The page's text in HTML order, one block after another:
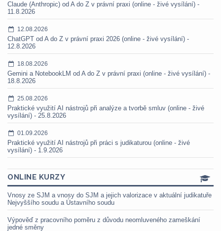
Claude (Anthropic) od A do Z v právní praxi (online - živé vysílání) -
11.8.2026
12.08.2026
ChatGPT od A do Z v právní praxi 2026 (online - živé vysílání) -
12.8.2026
18.08.2026
Gemini a NotebookLM od A do Z v právní praxi (online - živé vysílání) -
18.8.2026
25.08.2026
Praktické využití AI nástrojů při analýze a tvorbě smluv (online - živé
vysílání) - 25.8.2026
01.09.2026
Praktické využití AI nástrojů při práci s judikaturou (online - živé
vysílání) - 1.9.2026
ONLINE KURZY
Vnosy ze SJM a vnosy do SJM a jejich valorizace v aktuální judikatuře
Nejvyššího soudu a Ústavního soudu
Výpověď z pracovního poměru z důvodu neomluveného zameškání
jedné směny